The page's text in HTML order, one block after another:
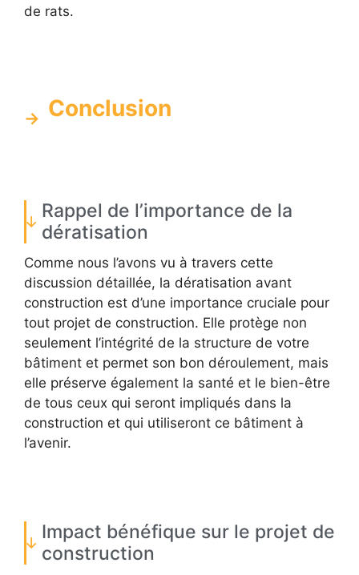
de rats.
Conclusion
Rappel de l’importance de la
dératisation
Comme nous l’avons vu à travers cette
discussion détaillée, la dératisation avant
construction est d’une importance cruciale pour
tout projet de construction. Elle protège non
seulement l’intégrité de la structure de votre
bâtiment et permet son bon déroulement, mais
elle préserve également la santé et le bien-être
de tous ceux qui seront impliqués dans la
construction et qui utiliseront ce bâtiment à
l’avenir.
Impact bénéfique sur le projet de
construction